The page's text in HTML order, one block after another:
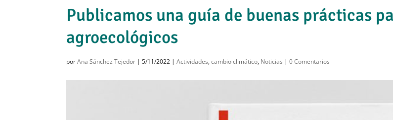
Publicamos una guía de buenas prácticas
agroecológicos
porAna Sánchez Tejedor |5/11/2022 |Actividades,cambio climático, Noticias |0 Comentarios